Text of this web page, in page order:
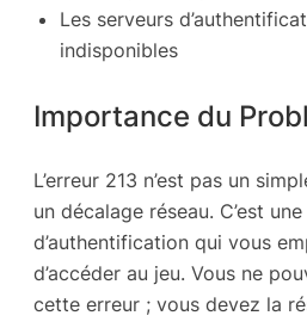
Les serveurs
indisponibles
Importance du
L’erreur 213 n’est pas un
un décalage réseau. C’est
d’authentification qui vous
d’accéder au jeu. Vous ne
cette erreur ; vous devez la